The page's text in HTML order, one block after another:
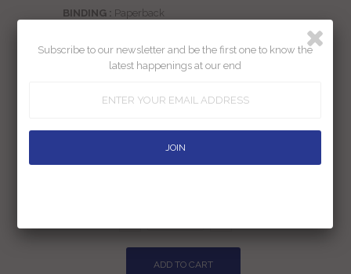
BINDING : Paperback
100
Availabilty:In Stock
Rs. 290.00
Subscribe to our newsletter and be the first one to know the
latest happenings at our end